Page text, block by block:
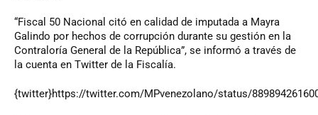
“Fiscal 50 Nacional citó en calidad de imputada a Mayra
Galindo por hechos de corrupción durante su gestión en la
Contraloría General de la República”, se informó a través de
la cuenta en Twitter de la Fiscalía.
{twitter}https://twitter.com/MPvenezolano/status/